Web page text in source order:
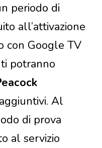
periodo di
all’attivazione
con Google TV
potranno
Al
di prova
al servizio